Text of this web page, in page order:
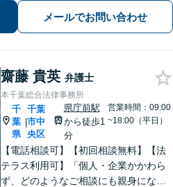
結果へ。粘り強く、鋭く、そして迅速
に。明朗な料金体系で安心サポート。
メールでお問い合わせ
齋藤 貴英 弁護士
本千葉総合法律事務所
千
葉
県
|
千葉
市中
央区
県庁前駅
から徒歩1
分
営業時間：09:00
~18:00（平日）
【電話相談可】【初回相談無料】【法
テラス利用可】「個人・企業かかわら
ず、どのようなご相談にも親身になっ